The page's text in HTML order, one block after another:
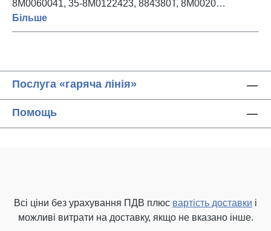
8M0060041, 35-8M0122423, 884380T, 8M0020…
Більше
Послуга «гаряча лінія»
Помощь
Всі ціни без урахування ПДВ плюс вартість доставки і
можливі витрати на доставку, якщо не вказано інше.